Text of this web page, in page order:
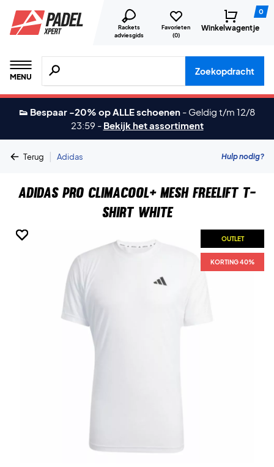
Rackets
adviesgids
Favorieten
(0)
0
Winkelwagentje
MENU
Zoeken naar producten, merken etc.
Zoekopdracht
👟 Bespaar -20% op ALLE schoenen - Geldig t/m 12/8
23:59 - Bekijk het assortiment
Terug | Adidas Hulp nodig?
Adidas Pro Climacool+ Mesh FreeLift T-
shirt White
OUTLET
KORTING 40%
OUTLET
KORTING 40%
OUTLET
KORTING 40%
OUTLET
KORTING 40%
OUTLET
KORTING 40%
OUTLET
KORTING 40%